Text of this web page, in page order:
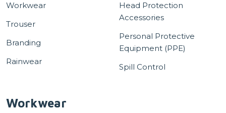
Workwear
Trouser
Branding
Rainwear
Head Protection
Accessories
Personal Protective
Equipment (PPE)
Spill Control
Workwear